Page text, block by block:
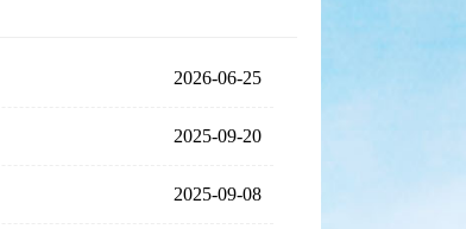
2026-06-25
2025-09-20
2025-09-08